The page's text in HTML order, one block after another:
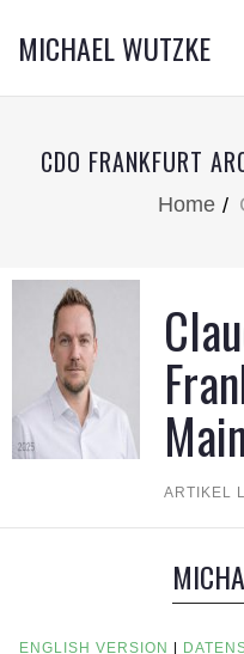
MICHAEL WUTZKE
CDO FRANKFURT
Home
ARTIKEL
ENGLISH VERSION